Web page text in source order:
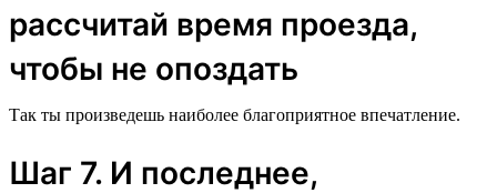
рассчитай время проезда,
чтобы не опоздать
Так ты произведешь наиболее благоприятное впечатление.
Шаг 7. И последнее,